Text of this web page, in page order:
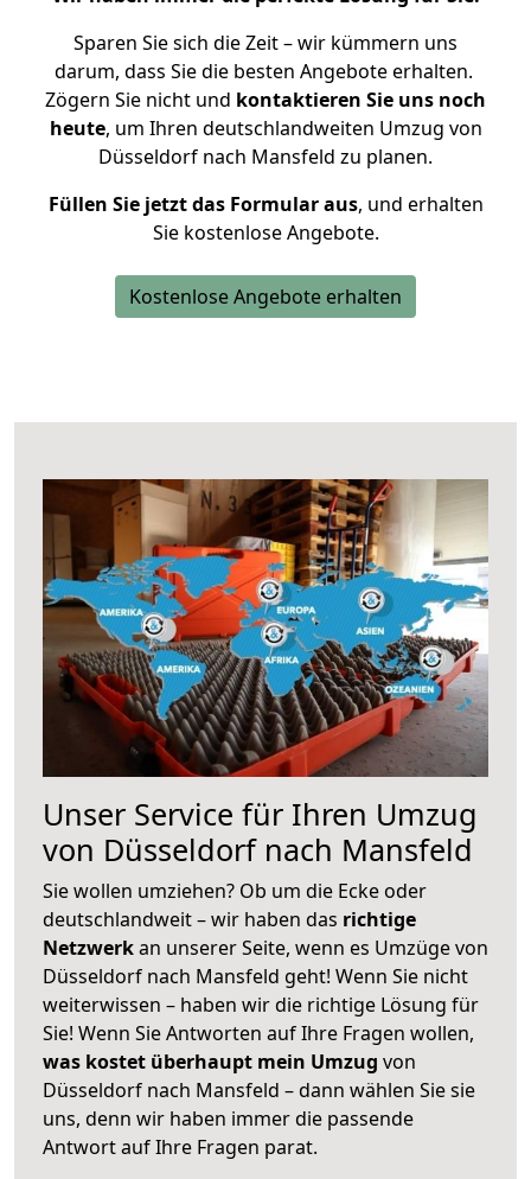
Sparen Sie sich die Zeit – wir kümmern uns
darum, dass Sie die besten Angebote erhalten.
Zögern Sie nicht und kontaktieren Sie uns noch
heute, um Ihren deutschlandweiten Umzug von
Düsseldorf nach Mansfeld zu planen.
Füllen Sie jetzt das Formular aus, und erhalten
Sie kostenlose Angebote.
Kostenlose Angebote erhalten
Unser Service für Ihren Umzug
von Düsseldorf nach Mansfeld
Sie wollen umziehen? Ob um die Ecke oder
deutschlandweit – wir haben das richtige
Netzwerkan unserer Seite, wenn es Umzüge von
Düsseldorf nach Mansfeld geht! Wenn Sie nicht
weiterwissen – haben wir die richtige Lösung für
Sie! Wenn Sie Antworten auf Ihre Fragen wollen,
was kostet überhaupt mein Umzug von
Düsseldorf nach Mansfeld – dann wählen Sie sie
uns, denn wir haben immer die passende
Antwort auf Ihre Fragen parat.